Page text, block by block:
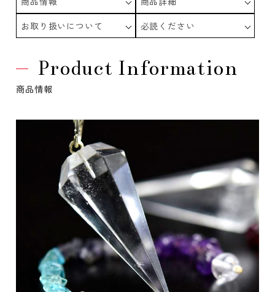
お取り扱いについて
必読ください
Product Information
商品情報